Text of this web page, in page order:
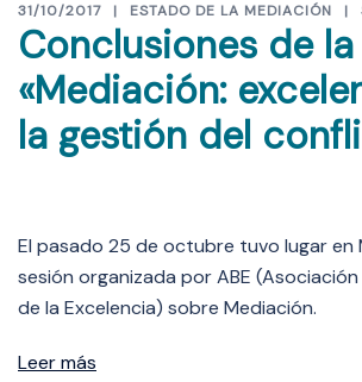
31/10/2017 ESTADO DE LA MEDIACIÓN
Conclusiones de
«Mediación:
la gestión del
El pasado 25 de octubre tuvo lugar en
sesión organizada por ABE
de la Excelencia) sobre Mediación.
Leer más